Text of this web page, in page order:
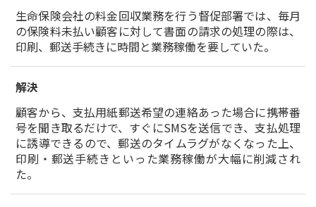
生命保険会社の料金回収業務を行う督促部署では、毎月
の保険料未払い顧客に対して書面の請求の処理の際は、
印刷、郵送手続きに時間と業務稼働を要していた。
解決
顧客から、支払用紙郵送希望の連絡あった場合に携帯番
号を聞き取るだけで、すぐにSMSを送信でき、支払処理
に誘導できるので、郵送のタイムラグがなくなった上、
印刷・郵送手続きといった業務稼働が大幅に削減され
た。